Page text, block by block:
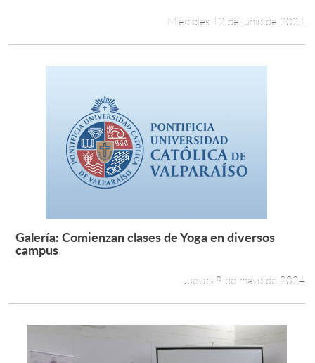
Miércoles 12 de junio de 2024
Leer más +
Galería: Comienzan clases de Yoga en diversos
campus
Jueves 9 de mayo de 2024